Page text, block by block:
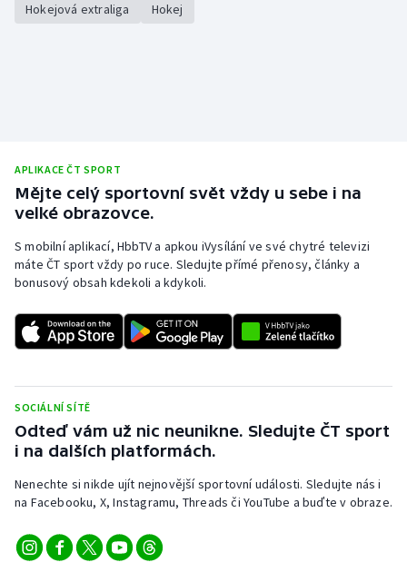
Hokejová extraliga Hokej
APLIKACE ČT SPORT
Mějte celý sportovní svět vždy u sebe i na
velké obrazovce.
S mobilní aplikací, HbbTV a apkou iVysílání ve své chytré televizi
máte ČT sport vždy po ruce. Sledujte přímé přenosy, články a
bonusový obsah kdekoli a kdykoli.
SOCIÁLNÍ SÍTĚ
Odteď vám už nic neunikne. Sledujte ČT sport
i na dalších platformách.
Nenechte si nikde ujít nejnovější sportovní události. Sledujte nás i
na Facebooku, X, Instagramu, Threads či YouTube a buďte v obraze.